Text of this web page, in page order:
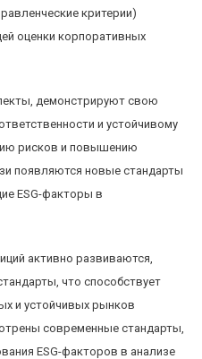
критерии)
оценки корпоративных
демонстрируют свою
и устойчивому
рисков и повышению
появляются новые стандарты
ESG-факторы в
активно развиваются,
что способствует
и устойчивых рынков
современные стандарты,
ESG-факторов в анализе